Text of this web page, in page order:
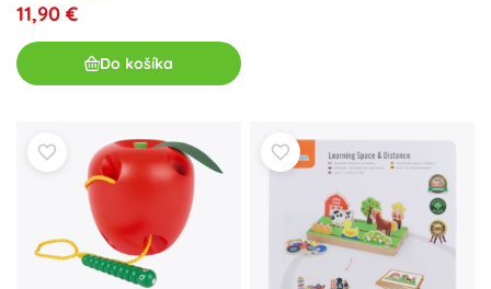
11,90 €
Do košíka